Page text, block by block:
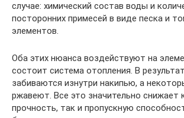
случае: химический состав воды и
посторонних примесей в виде песка и
элементов.
Оба этих нюанса воздействуют на
состоит система отопления. В
забиваются изнутри накипью, а
ржавеют. Все это значительно снижает
прочность, так и пропускную